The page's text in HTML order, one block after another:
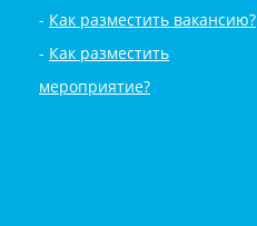
Как разместить вакансию?
Как разместить
мероприятие?